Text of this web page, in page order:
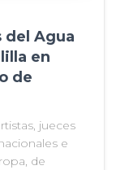
del Agua
en
de
jueces
e
de